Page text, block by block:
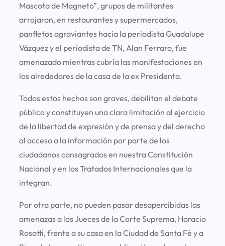
Mascota de Magneto”, grupos de militantes
arrojaron, en restaurantes y supermercados,
panfletos agraviantes hacia la periodista Guadalupe
Vázquez y el periodista de TN, Alan Ferraro, fue
amenazado mientras cubría las manifestaciones en
los alrededores de la casa de la ex Presidenta.
Todos estos hechos son graves, debilitan el debate
público y constituyen una clara limitación al ejercicio
de la libertad de expresión y de prensa y del derecho
al acceso a la información por parte de los
ciudadanos consagrados en nuestra Constitución
Nacional y en los Tratados Internacionales que la
integran.
Por otra parte, no pueden pasar desapercibidas las
amenazas a los Jueces de la Corte Suprema, Horacio
Rosatti, frente a su casa en la Ciudad de Santa Fé y a